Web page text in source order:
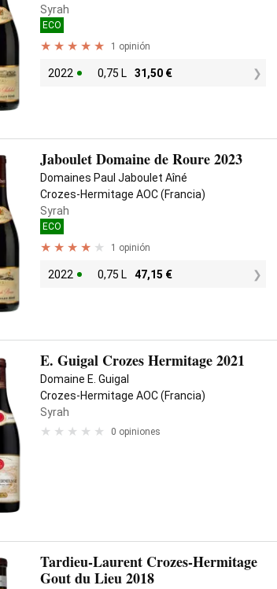
Syrah
ECO
1 opinión
2022 0,75 L 31,50 €
Jaboulet Domaine de Roure 2023
Domaines Paul Jaboulet Aîné
Crozes-Hermitage AOC (Francia)
Syrah
ECO
1 opinión
2022 0,75 L 47,15 €
E. Guigal Crozes Hermitage 2021
Domaine E. Guigal
Crozes-Hermitage AOC (Francia)
Syrah
0 opiniones
Tardieu-Laurent Crozes-Hermitage
Gout du Lieu 2018